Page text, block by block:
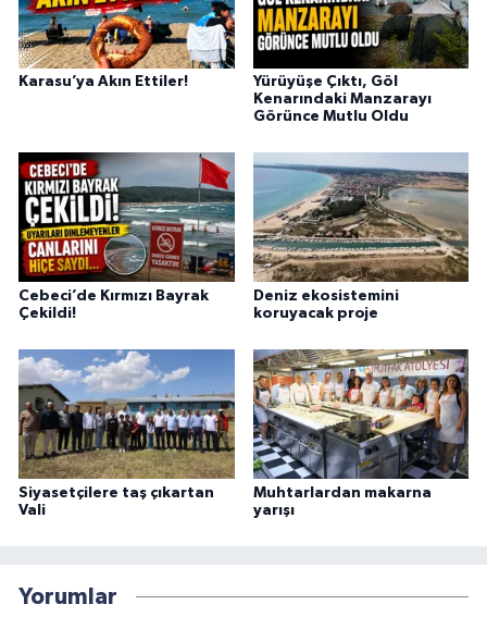
Karasu’ya Akın Ettiler!
Yürüyüşe Çıktı, Göl
Kenarındaki Manzarayı
Görünce Mutlu Oldu
Cebeci’de Kırmızı Bayrak
Çekildi!
Deniz ekosistemini
koruyacak proje
Siyasetçilere taş çıkartan
Vali
Muhtarlardan makarna
yarışı
Yorumlar